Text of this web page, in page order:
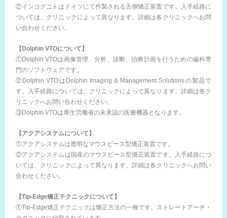
②インコグニトはドイツにて作製される舌側矯正装置です。入手経路に
ついては、クリニックによって異なります。詳細は各クリニックへお問
い合わせください。
【Dolphin VTOについて】
①Dolphin VTOは画像管理、分析、診断、治療計画を行うための歯科専
門のソフトウェアです。
②Dolphin VTOはDolphin Imaging & Management Solutionsの製品で
す。入手経路については、クリニックによって異なります。詳細は各ク
リニックへお問い合わせください。
③Dolphin VTOは厚生労働省の未承認の医療機器となります。
【アクアシステムについて】
①アクアシステムは透明なマウスピース型矯正装置です。
②アクアシステムは国産のマウスピース型矯正装置です。入手経路につ
いては、クリニックによって異なります。詳細は各クリニックへお問い
合わせください。
【Tip-Edge矯正テクニックについて】
①Tip-Edge矯正テクニックは矯正方法の一種です。ストレートアーチ・